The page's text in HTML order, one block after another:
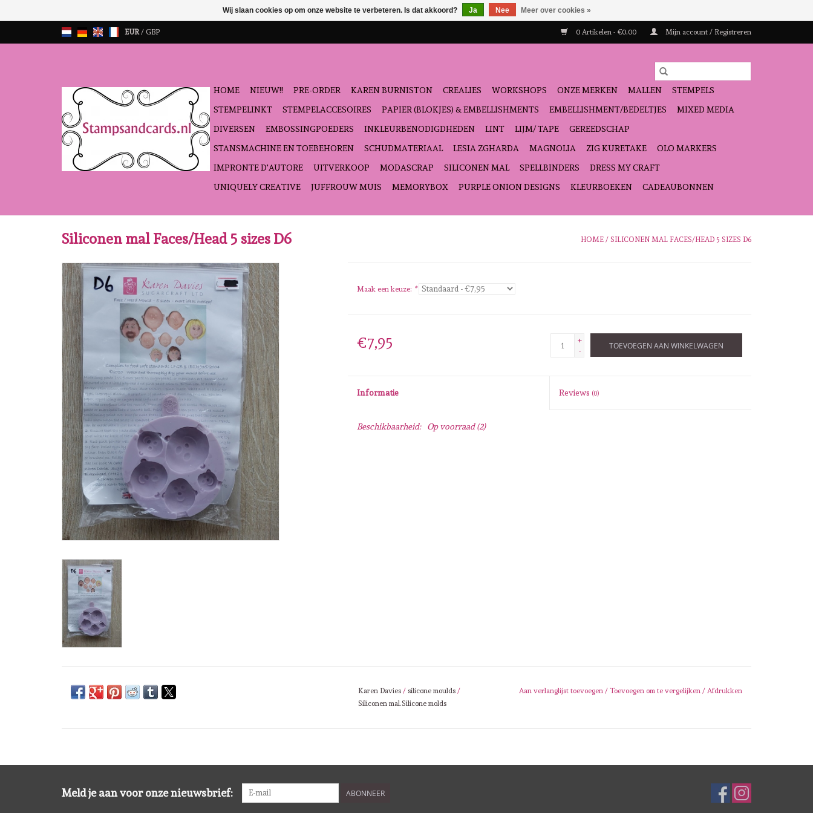
EUR/ GBP 0 Artikelen - €0,00 Mijn account / Registreren
HOME NIEUW!! PRE-ORDER KAREN BURNISTON CREALIES WORKSHOPS ONZE MERKEN MALLEN
STEMPELS
STEMPELINKT
STEMPELACCESOIRES PAPIER (BLOKJES) & EMBELLISHMENTS EMBELLISHMENT/BEDELTJES
MIXED MEDIA
DIVERSEN
EMBOSSINGPOEDERS INKLEURBENODIGDHEDEN LINT LIJM/ TAPE
GEREEDSCHAP
STANSMACHINE EN TOEBEHOREN
SCHUDMATERIAAL LESIA ZGHARDA MAGNOLIA ZIG KURETAKE
OLO MARKERS
IMPRONTE D'AUTORE
UITVERKOOP MODASCRAP SILICONEN MAL SPELLBINDERS
DRESS MY CRAFT
UNIQUELY CREATIVE
JUFFROUW MUIS MEMORYBOX PURPLE ONION DESIGNS KLEURBOEKEN CADEAUBONNEN
Siliconen mal Faces/Head 5 sizes D6 HOME / SILICONEN MAL FACES/HEAD 5 SIZES D6
Maak een keuze: *
€7,95
+
-
TOEVOEGEN AAN WINKELWAGEN
Informatie Reviews (0)
Beschikbaarheid: Op voorraad(2)
Karen Davies / silicone moulds /
Siliconen mal.Silicone molds
Aan verlanglijst toevoegen / Toevoegen om te vergelijken / Afdrukken
Meld je aan voor onze nieuwsbrief: ABONNEER
Wij slaan cookies op om onze website te verbeteren. Is dat akkoord? Ja Nee Meer over cookies »